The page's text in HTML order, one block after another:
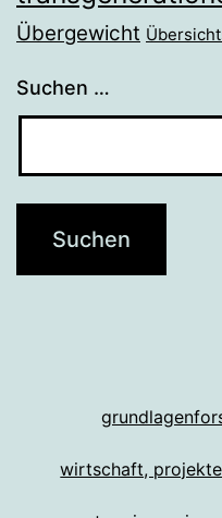
Übergewicht
Suchen …
wirtschaft,